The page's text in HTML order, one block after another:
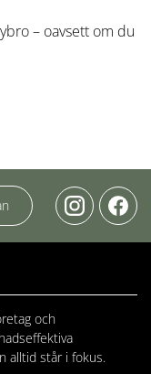
– oavsett om du
och
alltid står i fokus.